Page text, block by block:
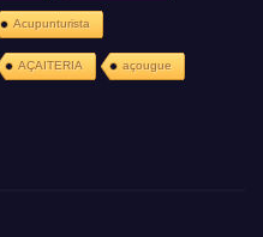
Acupunturista
AÇAITERIA açougue